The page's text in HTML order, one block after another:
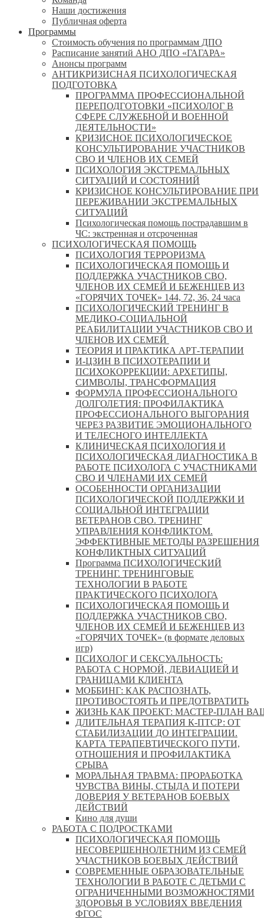
Наши достижения
Публичная оферта
Программы
Стоимость обучения по программам ДПО
Расписание занятий АНО ДПО «ГАГАРА»
Анонсы программ
АНТИКРИЗИСНАЯ ПСИХОЛОГИЧЕСКАЯ
ПОДГОТОВКА
ПРОГРАММА ПРОФЕССИОНАЛЬНОЙ
ПЕРЕПОДГОТОВКИ «ПСИХОЛОГ В
СФЕРЕ СЛУЖЕБНОЙ И ВОЕННОЙ
ДЕЯТЕЛЬНОСТИ»
КРИЗИСНОЕ ПСИХОЛОГИЧЕСКОЕ
КОНСУЛЬТИРОВАНИЕ УЧАСТНИКОВ
СВО И ЧЛЕНОВ ИХ СЕМЕЙ
ПСИХОЛОГИЯ ЭКСТРЕМАЛЬНЫХ
СИТУАЦИЙ И СОСТОЯНИЙ
КРИЗИСНОЕ КОНСУЛЬТИРОВАНИЕ ПРИ
ПЕРЕЖИВАНИИ ЭКСТРЕМАЛЬНЫХ
СИТУАЦИЙ
Психологическая помощь пострадавшим в
ЧС: экстренная и отсроченная
ПСИХОЛОГИЧЕСКАЯ ПОМОЩЬ
ПСИХОЛОГИЯ ТЕРРОРИЗМА
ПСИХОЛОГИЧЕСКАЯ ПОМОЩЬ И
ПОДДЕРЖКА УЧАСТНИКОВ СВО,
ЧЛЕНОВ ИХ СЕМЕЙ И БЕЖЕНЦЕВ ИЗ
«ГОРЯЧИХ ТОЧЕК» 144, 72, 36, 24 часа
ПСИХОЛОГИЧЕСКИЙ ТРЕНИНГ В
МЕДИКО-СОЦИАЛЬНОЙ
РЕАБИЛИТАЦИИ УЧАСТНИКОВ СВО И
ЧЛЕНОВ ИХ СЕМЕЙ
ТЕОРИЯ И ПРАКТИКА АРТ-ТЕРАПИИ
И-ЦЗИН В ПСИХОТЕРАПИИ И
ПСИХОКОРРЕКЦИИ: АРХЕТИПЫ,
СИМВОЛЫ, ТРАНСФОРМАЦИЯ
ФОРМУЛА ПРОФЕССИОНАЛЬНОГО
ДОЛГОЛЕТИЯ: ПРОФИЛАКТИКА
ПРОФЕССИОНАЛЬНОГО ВЫГОРАНИЯ
ЧЕРЕЗ РАЗВИТИЕ ЭМОЦИОНАЛЬНОГО
И ТЕЛЕСНОГО ИНТЕЛЛЕКТА
КЛИНИЧЕСКАЯ ПСИХОЛОГИЯ И
ПСИХОЛОГИЧЕСКАЯ ДИАГНОСТИКА В
РАБОТЕ ПСИХОЛОГА С УЧАСТНИКАМИ
СВО И ЧЛЕНАМИ ИХ СЕМЕЙ
ОСОБЕННОСТИ ОРГАНИЗАЦИИ
ПСИХОЛОГИЧЕСКОЙ ПОДДЕРЖКИ И
СОЦИАЛЬНОЙ ИНТЕГРАЦИИ
ВЕТЕРАНОВ СВО. ТРЕНИНГ
УПРАВЛЕНИЯ КОНФЛИКТОМ.
ЭФФЕКТИВНЫЕ МЕТОДЫ РАЗРЕШЕНИЯ
КОНФЛИКТНЫХ СИТУАЦИЙ
Программа ПСИХОЛОГИЧЕСКИЙ
ТРЕНИНГ. ТРЕНИНГОВЫЕ
ТЕХНОЛОГИИ В РАБОТЕ
ПРАКТИЧЕСКОГО ПСИХОЛОГА
ПСИХОЛОГИЧЕСКАЯ ПОМОЩЬ И
ПОДДЕРЖКА УЧАСТНИКОВ СВО,
ЧЛЕНОВ ИХ СЕМЕЙ И БЕЖЕНЦЕВ ИЗ
«ГОРЯЧИХ ТОЧЕК» (в формате деловых
игр)
ПСИХОЛОГ И СЕКСУАЛЬНОСТЬ:
РАБОТА С НОРМОЙ, ДЕВИАЦИЕЙ И
ГРАНИЦАМИ КЛИЕНТА
МОББИНГ: КАК РАСПОЗНАТЬ,
ПРОТИВОСТОЯТЬ И ПРЕДОТВРАТИТЬ
ЖИЗНЬ КАК ПРОЕКТ: МАСТЕР‑ПЛАН
ДЛИТЕЛЬНАЯ ТЕРАПИЯ К-ПТСР: ОТ
СТАБИЛИЗАЦИИ ДО ИНТЕГРАЦИИ.
КАРТА ТЕРАПЕВТИЧЕСКОГО ПУТИ,
ОТНОШЕНИЯ И ПРОФИЛАКТИКА
СРЫВА
МОРАЛЬНАЯ ТРАВМА: ПРОРАБОТКА
ЧУВСТВА ВИНЫ, СТЫДА И ПОТЕРИ
ДОВЕРИЯ У ВЕТЕРАНОВ БОЕВЫХ
ДЕЙСТВИЙ
Кино для души
РАБОТА С ПОДРОСТКАМИ
ПСИХОЛОГИЧЕСКАЯ ПОМОЩЬ
НЕСОВЕРШЕННОЛЕТНИМ ИЗ СЕМЕЙ
УЧАСТНИКОВ БОЕВЫХ ДЕЙСТВИЙ
СОВРЕМЕННЫЕ ОБРАЗОВАТЕЛЬНЫЕ
ТЕХНОЛОГИИ В РАБОТЕ С ДЕТЬМИ С
ОГРАНИЧЕННЫМИ ВОЗМОЖНОСТЯМИ
ЗДОРОВЬЯ В УСЛОВИЯХ ВВЕДЕНИЯ
ФГОС